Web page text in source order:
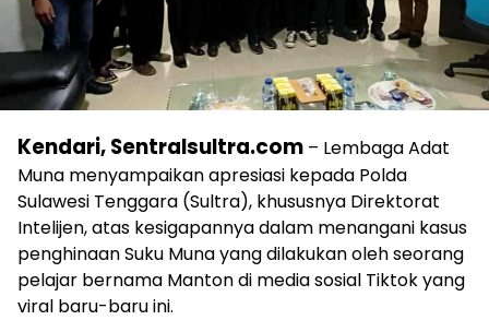
Kendari, Sentralsultra.com – Lembaga Adat
Muna menyampaikan apresiasi kepada Polda
Sulawesi Tenggara (Sultra), khususnya Direktorat
Intelijen, atas kesigapannya dalam menangani kasus
penghinaan Suku Muna yang dilakukan oleh seorang
pelajar bernama Manton di media sosial Tiktok yang
viral baru-baru ini.